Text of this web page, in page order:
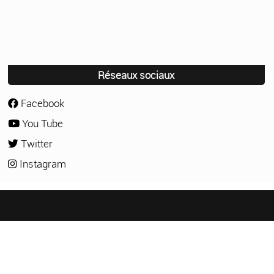
Réseaux sociaux
Facebook
You Tube
Twitter
Instagram